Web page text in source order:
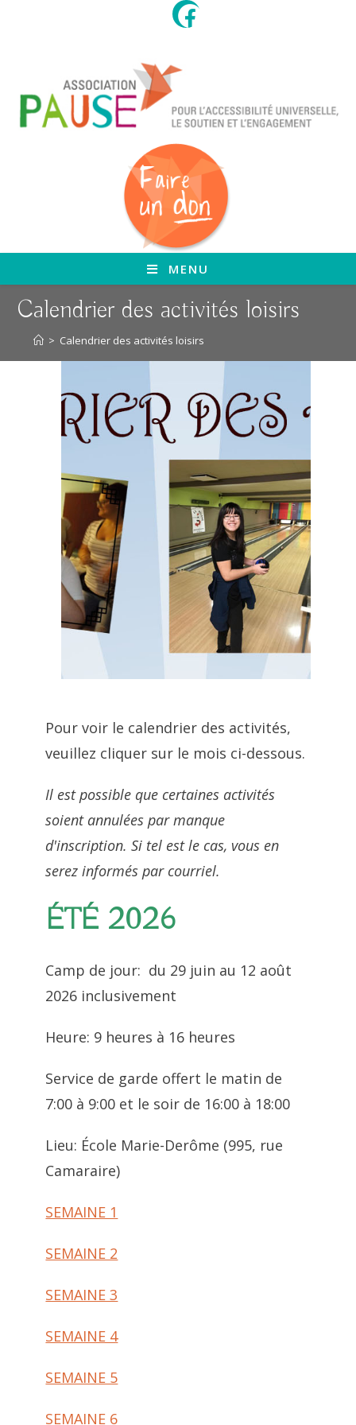
MENU
Calendrier des activités loisirs
> Calendrier des activités loisirs
Pour voir le calendrier des activités,
veuillez cliquer sur le mois ci-dessous.
Il est possible que certaines activités
soient annulées par manque
d'inscription. Si tel est le cas, vous en
serez informés par courriel.
ÉTÉ 2026
Camp de jour: du 29 juin au 12 août
2026 inclusivement
Heure: 9 heures à 16 heures
Service de garde offert le matin de
7:00 à 9:00 et le soir de 16:00 à 18:00
Lieu: École Marie-Derôme (995, rue
Camaraire)
SEMAINE 1
SEMAINE 2
SEMAINE 3
SEMAINE 4
SEMAINE 5
SEMAINE 6